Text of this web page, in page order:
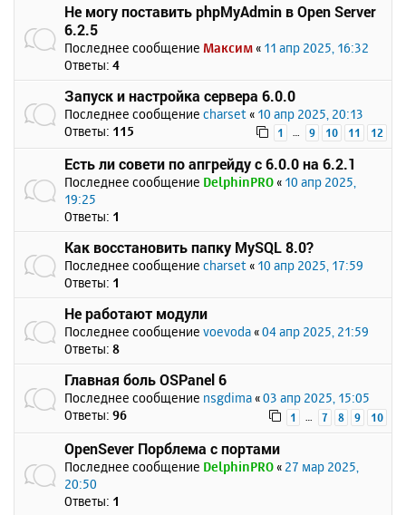
Не могу поставить phpMyAdmin в Open Server
6.2.5
Последнее сообщение Максим « 11 апр 2025, 16:32
Ответы: 4
Запуск и настройка сервера 6.0.0
Последнее сообщение charset « 10 апр 2025, 20:13
Ответы: 115 1 … 9 10 11 12
Есть ли совети по апгрейду с 6.0.0 на 6.2.1
Последнее сообщение DelphinPRO « 10 апр 2025,
19:25
Ответы: 1
Как восстановить папку MySQL 8.0?
Последнее сообщение charset « 10 апр 2025, 17:59
Ответы: 1
Не работают модули
Последнее сообщение voevoda «04 апр 2025, 21:59
Ответы: 8
Главная боль OSPanel 6
Последнее сообщение nsgdima «03 апр 2025, 15:05
Ответы: 96 1 … 7 8 9 10
OpenSever Порблема с портами
Последнее сообщение DelphinPRO « 27 мар 2025,
20:50
Ответы: 1